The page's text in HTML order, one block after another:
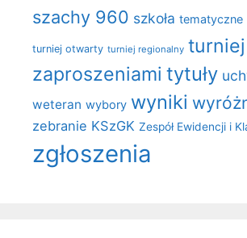
szachy 960 szkoła tematyczne
turniej otwarty turniej regionalny
zaproszeniami tytuły
weteran wybory wyniki
zebranie KSzGK Zespół Ewidencji i
zgłoszenia